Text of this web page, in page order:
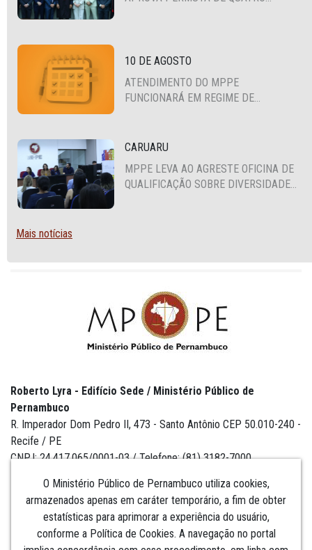
10 DE AGOSTO
ATENDIMENTO DO MPPE
FUNCIONARÁ EM REGIME DE
CARUARU
MPPE LEVA AO AGRESTE OFICINA DE
QUALIFICAÇÃO SOBRE DIVERSIDADE
Mais notícias
O Ministério Público de Pernambuco utiliza cookies,
armazenados apenas em caráter temporário, a fim de obter
estatísticas para aprimorar a experiência do usuário,
conforme a Política de Cookies. A navegação no portal
Roberto Lyra - Edifício Sede / Ministério Público de
Pernambuco
R. Imperador Dom Pedro II, 473 - Santo Antônio CEP 50.010-240 -
Recife / PE
CNPJ: 24.417.065/0001-03 / Telefone: (81) 3182-7000
Institucional